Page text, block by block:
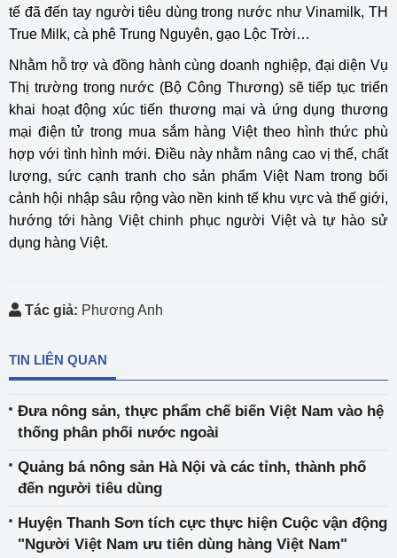
tế đã đến tay người tiêu dùng trong nước như Vinamilk, TH
True Milk, cà phê Trung Nguyên, gạo Lộc Trời…
Nhằm hỗ trợ và đồng hành cùng doanh nghiệp, đại diện Vụ
Thị trường trong nước (Bộ Công Thương) sẽ tiếp tục triển
khai hoạt động xúc tiến thương mại và ứng dụng thương
mại điện tử trong mua sắm hàng Việt theo hình thức phù
hợp với tình hình mới. Điều này nhằm nâng cao vị thế, chất
lượng, sức cạnh tranh cho sản phẩm Việt Nam trong bối
cảnh hội nhập sâu rộng vào nền kinh tế khu vực và thế giới,
hướng tới hàng Việt chinh phục người Việt và tự hào sử
dụng hàng Việt.
Tác giả: Phương Anh
TIN LIÊN QUAN
Đưa nông sản, thực phẩm chế biến Việt Nam vào hệ
thống phân phối nước ngoài
Quảng bá nông sản Hà Nội và các tỉnh, thành phố
đến người tiêu dùng
Huyện Thanh Sơn tích cực thực hiện Cuộc vận động
"Người Việt Nam ưu tiên dùng hàng Việt Nam"